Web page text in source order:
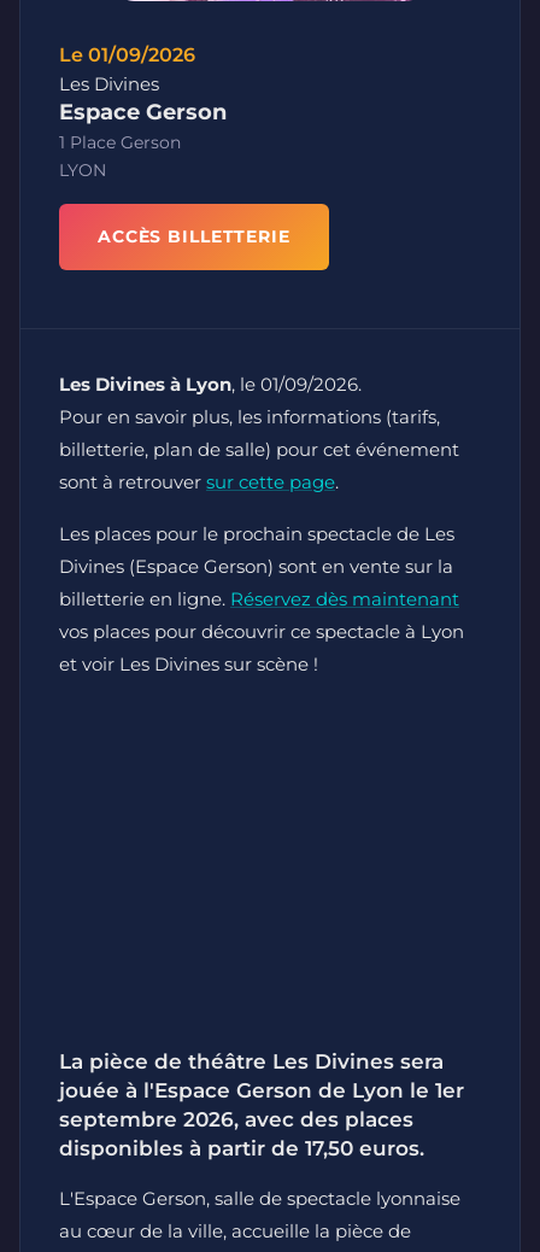
Le 01/09/2026
Les Divines
Espace Gerson
1 Place Gerson
LYON
ACCÈS BILLETTERIE
Les Divines à Lyon, le 01/09/2026.
Pour en savoir plus, les informations (tarifs,
billetterie, plan de salle) pour cet événement
sont à retrouver sur cette page.
Les places pour le prochain spectacle de Les
Divines (Espace Gerson) sont en vente sur la
billetterie en ligne. Réservez dès maintenant
vos places pour découvrir ce spectacle à Lyon
et voir Les Divines sur scène !
La pièce de théâtre Les Divines sera
jouée à l'Espace Gerson de Lyon le 1er
septembre 2026, avec des places
disponibles à partir de 17,50 euros.
L'Espace Gerson, salle de spectacle lyonnaise
au cœur de la ville, accueille la pièce de